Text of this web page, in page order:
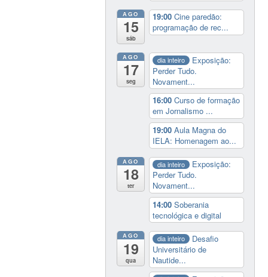
AGO
15
sáb
19:00Cine paredão:
programação de rec...
AGO
17
seg
dia inteiro
Exposição:
Perder Tudo.
Novament...
16:00Curso de formação
em Jornalismo ...
19:00Aula Magna do
IELA: Homenagem ao...
AGO
18
ter
dia inteiro
Exposição:
Perder Tudo.
Novament...
14:00Soberania
tecnológica e digital
AGO
19
qua
dia inteiro
Desafio
Universitário de
Nautide...